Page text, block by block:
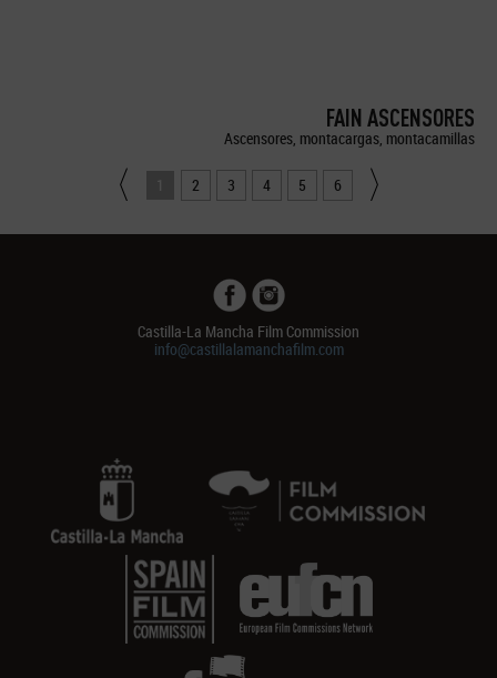
FAIN ASCENSORES
Ascensores, montacargas, montacamillas
1 2 3 4 5 6
Castilla-La Mancha Film Commission
info@castillalamanchafilm.com